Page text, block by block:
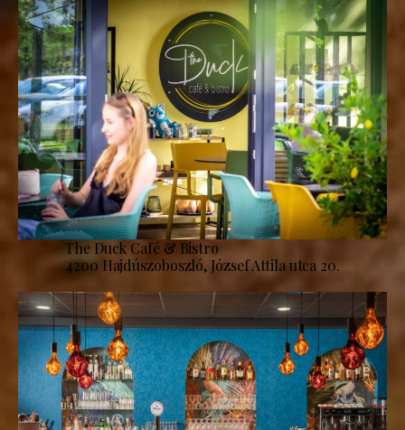
The Duck Café & Bistro
4200 Hajdúszoboszló, József Attila utca 20.